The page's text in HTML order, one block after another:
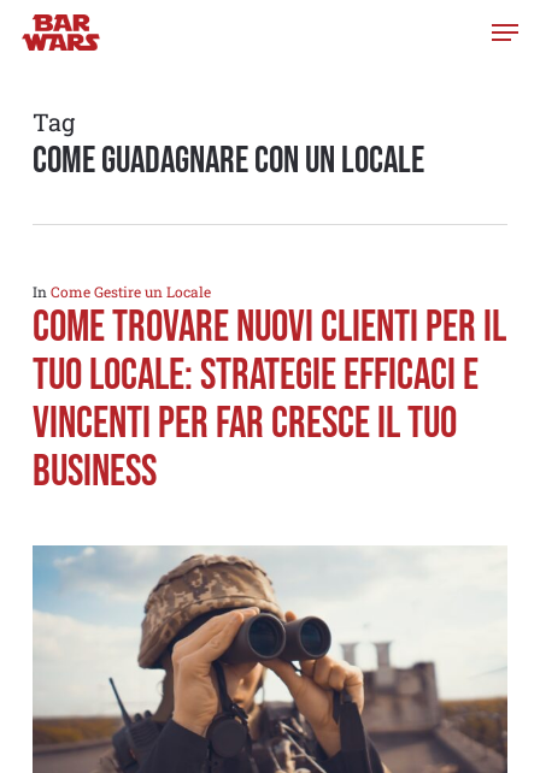
Skip
content
Tag
come guadagnare con un locale
In Come Gestire un Locale
Come trovare nuovi clienti per il
tuo locale: strategie efficaci e
vincenti per far cresce il tuo
business